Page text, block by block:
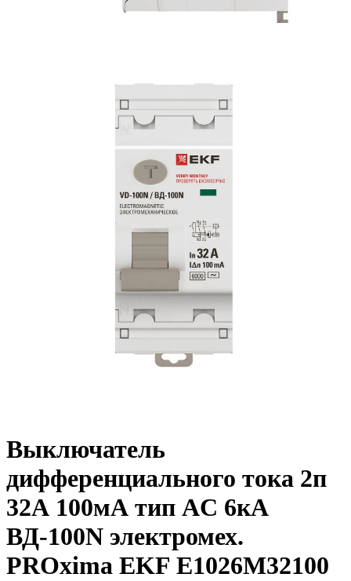
Выключатель
дифференциального тока 2п
32А 100мА тип AC 6кА
ВД-100N электромех.
PROxima EKF E1026M32100